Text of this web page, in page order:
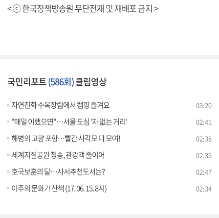
< ⓒ 한국정책방송원 무단전재 및 재배포 금지 >
국민리포트(586회)클립영상
자연친화 수목장림에서 캠핑 즐겨요 03:20
"매일 이랬으면"…서울 도심 '차 없는 거리' 02:41
해병의 고향 포항…빨간 사각모 다 모여! 02:38
세계지질공원 청송, 관광객 줄이어 02:35
호국보훈의 달…사서추천도서는? 02:47
이주의 문화가 산책 (17. 06. 15. 8시) 02:34